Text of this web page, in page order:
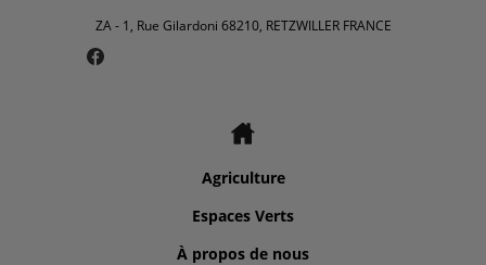
ZA - 1, Rue Gilardoni 68210, RETZWILLER FRANCE
Agriculture
Espaces Verts
À propos de nous